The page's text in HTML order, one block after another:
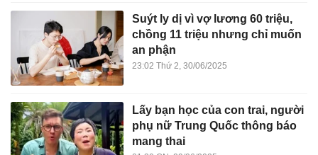
Suýt ly dị vì vợ lương 60 triệu,
chồng 11 triệu nhưng chỉ muốn
an phận
23:02 Thứ 2, 30/06/2025
Lấy bạn học của con trai, người
phụ nữ Trung Quốc thông báo
mang thai